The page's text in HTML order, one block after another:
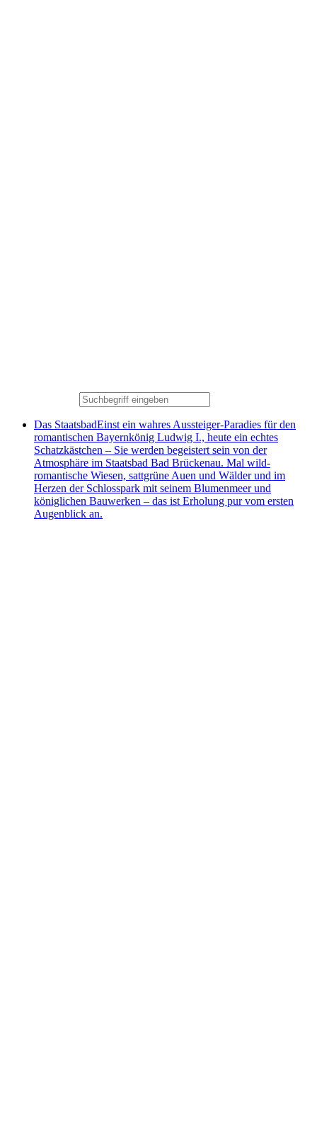
Das StaatsbadEinst ein wahres Aussteiger-Paradies für den
romantischen Bayernkönig Ludwig I., heute ein echtes
Schatzkästchen – Sie werden begeistert sein von der
Atmosphäre im Staatsbad Bad Brückenau. Mal wild-
romantische Wiesen, sattgrüne Auen und Wälder und im
Herzen der Schlosspark mit seinem Blumenmeer und
königlichen Bauwerken – das ist Erholung pur vom ersten
Augenblick an.